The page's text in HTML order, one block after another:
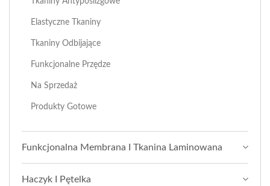
Elastyczne Tkaniny
Tkaniny Odbijające
Funkcjonalne Przędze
Na Sprzedaż
Produkty Gotowe
Funkcjonalna Membrana I Tkanina Laminowana
Haczyk I Pętelka